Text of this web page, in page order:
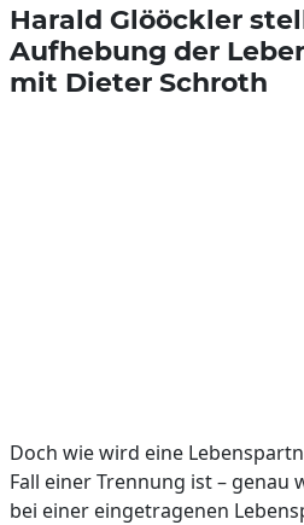
Harald Glööckler
Aufhebung der
mit Dieter Schroth
Doch wie wird eine
Fall einer Trennung ist – genau
bei einer eingetragenen